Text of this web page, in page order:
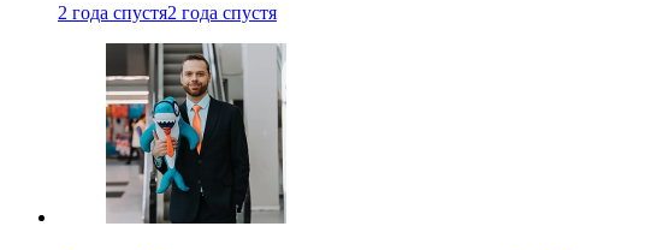
2 года спустя2 года спустя